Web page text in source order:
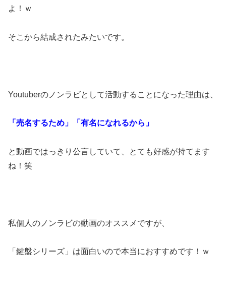
よ！ｗ
そこから結成されたみたいです。
Youtuberのノンラビとして活動することになった理由は、
「売名するため」「有名になれるから」
と動画ではっきり公言していて、とても好感が持てます
ね！笑
私個人のノンラビの動画のオススメですが、
「鍵盤シリーズ」は面白いので本当におすすめです！ｗ